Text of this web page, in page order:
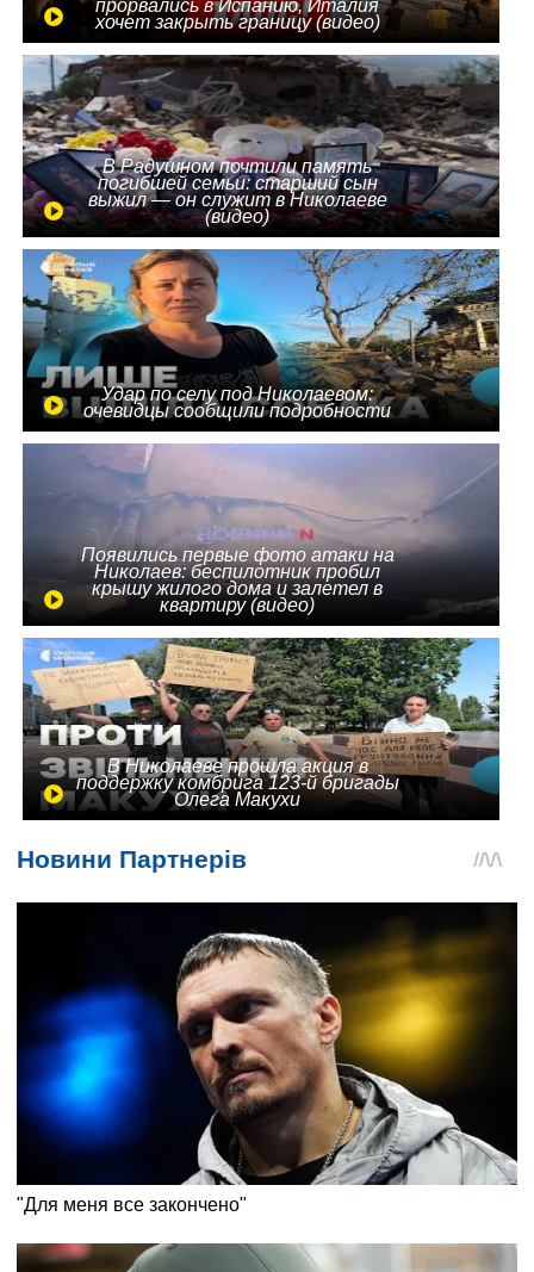
прорвались в Испанию, Италия
хочет закрыть границу (видео)
В Радушном почтили память
погибшей семьи: старший сын
выжил — он служит в Николаеве
(видео)
Удар по селу под Николаевом:
очевидцы сообщили подробности
Появились первые фото атаки на
Николаев: беспилотник пробил
крышу жилого дома и залетел в
квартиру (видео)
В Николаеве прошла акция в
поддержку комбрига 123-й бригады
Олега Макухи